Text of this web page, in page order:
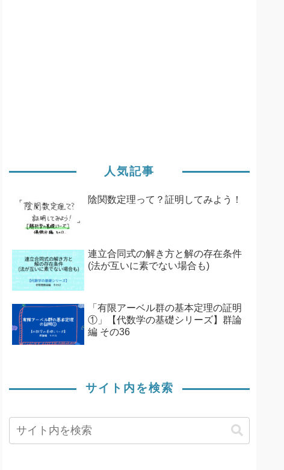
人気記事
陰関数定理って？証明してみよう！
連立合同式の解き方と解の存在条件
(法が互いに素でない場合も)
「有限アーベル群の基本定理の証明
①」【代数学の基礎シリーズ】群論
編 その36
サイト内を検索